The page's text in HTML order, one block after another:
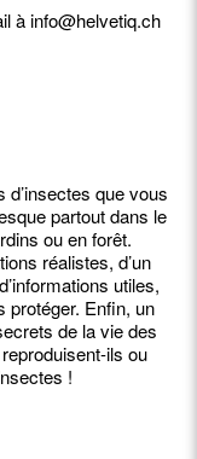
àinfo@helvetiq.ch
que vous
partout dans le
ou en forêt.
réalistes, d’un
utiles,
protéger. Enfin, un
de la vie des
ils ou
!